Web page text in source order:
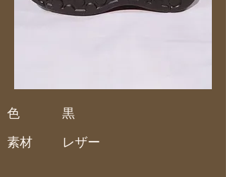
色
素材
黒
レザー